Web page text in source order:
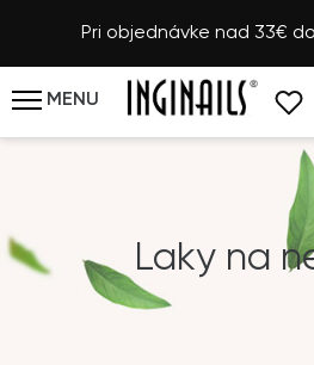
Pri objednávke nad 33€
MENU
Laky na